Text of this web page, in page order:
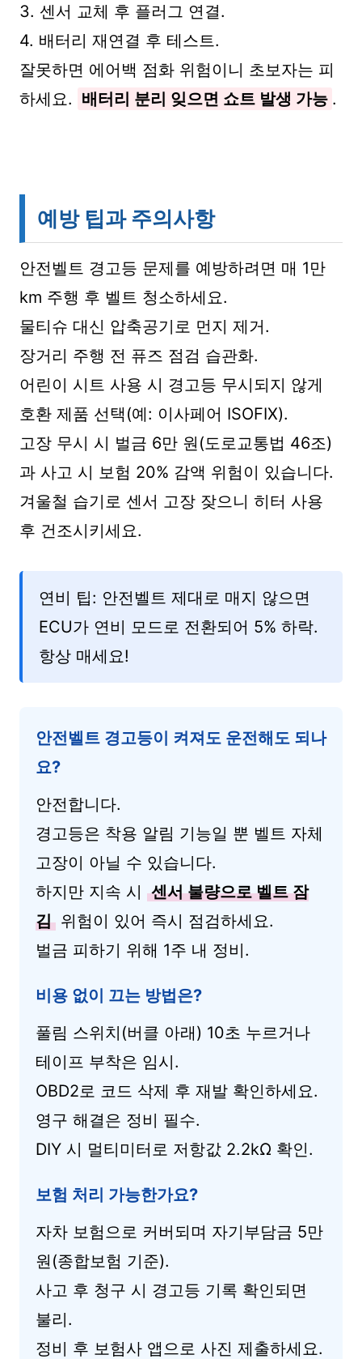
3. 센서 교체 후 플러그 연결.
4. 배터리 재연결 후 테스트.
잘못하면 에어백 점화 위험이니 초보자는 피
하세요. 배터리 분리 잊으면 쇼트 발생 가능 .
예방 팁과 주의사항
안전벨트 경고등 문제를 예방하려면 매 1만
km 주행 후 벨트 청소하세요.
물티슈 대신 압축공기로 먼지 제거.
장거리 주행 전 퓨즈 점검 습관화.
어린이 시트 사용 시 경고등 무시되지 않게
호환 제품 선택(예: 이사페어 ISOFIX).
고장 무시 시 벌금 6만 원(도로교통법 46조)
과 사고 시 보험 20% 감액 위험이 있습니다.
겨울철 습기로 센서 고장 잦으니 히터 사용
후 건조시키세요.
연비 팁: 안전벨트 제대로 매지 않으면
ECU가 연비 모드로 전환되어 5% 하락.
항상 매세요!
안전벨트 경고등이 켜져도 운전해도 되나
요?
안전합니다.
경고등은 착용 알림 기능일 뿐 벨트 자체
고장이 아닐 수 있습니다.
하지만 지속 시 센서 불량으로 벨트 잠
김 위험이 있어 즉시 점검하세요.
벌금 피하기 위해 1주 내 정비.
비용 없이 끄는 방법은?
풀림 스위치(버클 아래) 10초 누르거나
테이프 부착은 임시.
OBD2로 코드 삭제 후 재발 확인하세요.
영구 해결은 정비 필수.
DIY 시 멀티미터로 저항값 2.2kΩ 확인.
보험 처리 가능한가요?
자차 보험으로 커버되며 자기부담금 5만
원(종합보험 기준).
사고 후 청구 시 경고등 기록 확인되면
불리.
정비 후 보험사 앱으로 사진 제출하세요.